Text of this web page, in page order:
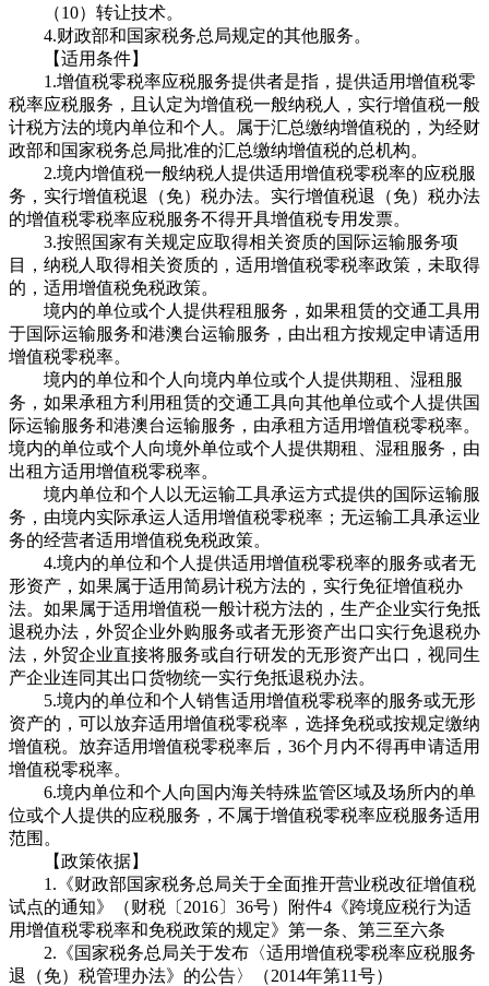
（10）转让技术。
4.财政部和国家税务总局规定的其他服务。
【适用条件】
1.增值税零税率应税服务提供者是指，提供适用增值税零
税率应税服务，且认定为增值税一般纳税人，实行增值税一般
计税方法的境内单位和个人。属于汇总缴纳增值税的，为经财
政部和国家税务总局批准的汇总缴纳增值税的总机构。
2.境内增值税一般纳税人提供适用增值税零税率的应税服
务，实行增值税退（免）税办法。实行增值税退（免）税办法
的增值税零税率应税服务不得开具增值税专用发票。
3.按照国家有关规定应取得相关资质的国际运输服务项
目，纳税人取得相关资质的，适用增值税零税率政策，未取得
的，适用增值税免税政策。
境内的单位或个人提供程租服务，如果租赁的交通工具用
于国际运输服务和港澳台运输服务，由出租方按规定申请适用
增值税零税率。
境内的单位和个人向境内单位或个人提供期租、湿租服
务，如果承租方利用租赁的交通工具向其他单位或个人提供国
际运输服务和港澳台运输服务，由承租方适用增值税零税率。
境内的单位或个人向境外单位或个人提供期租、湿租服务，由
出租方适用增值税零税率。
境内单位和个人以无运输工具承运方式提供的国际运输服
务，由境内实际承运人适用增值税零税率；无运输工具承运业
务的经营者适用增值税免税政策。
4.境内的单位和个人提供适用增值税零税率的服务或者无
形资产，如果属于适用简易计税方法的，实行免征增值税办
法。如果属于适用增值税一般计税方法的，生产企业实行免抵
退税办法，外贸企业外购服务或者无形资产出口实行免退税办
法，外贸企业直接将服务或自行研发的无形资产出口，视同生
产企业连同其出口货物统一实行免抵退税办法。
5.境内的单位和个人销售适用增值税零税率的服务或无形
资产的，可以放弃适用增值税零税率，选择免税或按规定缴纳
增值税。放弃适用增值税零税率后，36个月内不得再申请适用
增值税零税率。
6.境内单位和个人向国内海关特殊监管区域及场所内的单
位或个人提供的应税服务，不属于增值税零税率应税服务适用
范围。
【政策依据】
1.《财政部国家税务总局关于全面推开营业税改征增值税
试点的通知》（财税〔2016〕36号）附件4《跨境应税行为适
用增值税零税率和免税政策的规定》第一条、第三至六条
2.《国家税务总局关于发布〈适用增值税零税率应税服务
退（免）税管理办法》的公告〉（2014年第11号）